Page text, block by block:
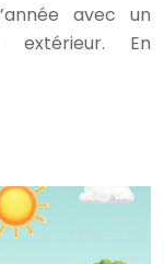
avec un
extérieur. En